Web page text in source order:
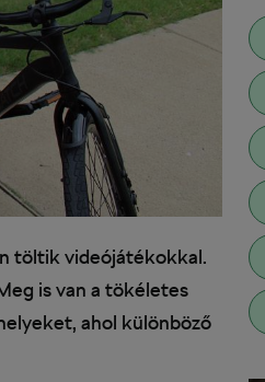
töltik videójátékokkal.
is van a tökéletes
ahol különböző